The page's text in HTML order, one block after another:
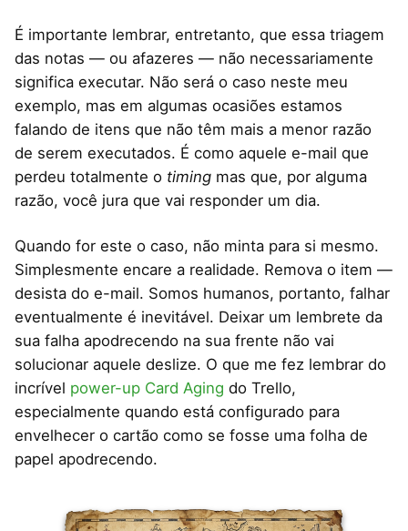
É importante lembrar, entretanto, que essa triagem
das notas — ou afazeres — não necessariamente
significa executar. Não será o caso neste meu
exemplo, mas em algumas ocasiões estamos
falando de itens que não têm mais a menor razão
de serem executados. É como aquele e-mail que
perdeu totalmente o timing mas que, por alguma
razão, você jura que vai responder um dia.
Quando for este o caso, não minta para si mesmo.
Simplesmente encare a realidade. Remova o item —
desista do e-mail. Somos humanos, portanto, falhar
eventualmente é inevitável. Deixar um lembrete da
sua falha apodrecendo na sua frente não vai
solucionar aquele deslize. O que me fez lembrar do
incrível power-up Card Aging do Trello,
especialmente quando está configurado para
envelhecer o cartão como se fosse uma folha de
papel apodrecendo.